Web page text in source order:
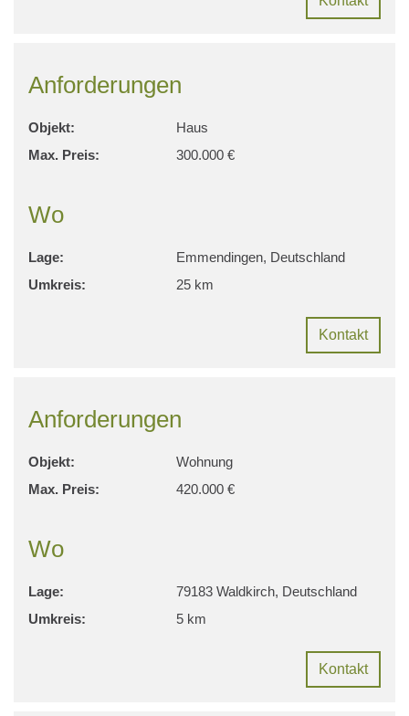
Anforderungen
Objekt:
Haus
Max. Preis:
300.000 €
Wo
Lage:
Emmendingen, Deutschland
Umkreis:
25 km
Kontakt
Anforderungen
Objekt:
Wohnung
Max. Preis:
420.000 €
Wo
Lage:
79183 Waldkirch, Deutschland
Umkreis:
5 km
Kontakt